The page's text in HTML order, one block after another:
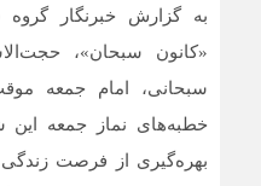
به گزارش خبرنگار گروه
«کانون سبحان»،
سبحانی، امام جمعه
خطبه‌های نماز جمعه این
بهره‌گیری از فرصت زندگی